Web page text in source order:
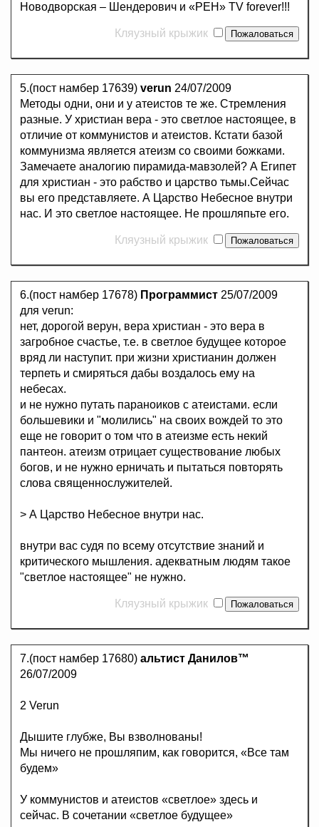
Новодворская – Шендерович и «РЕН» ТV forever!!!
Кляузный крыжик
5.(пост намбер 17639) verun 24/07/2009
Методы одни, они и у атеистов те же. Стремления
разные. У христиан вера - это светлое настоящее, в
отличие от коммунистов и атеистов. Кстати базой
коммунизма является атеизм со своими божками.
Замечаете аналогию пирамида-мавзолей? А Египет
для христиан - это рабство и царство тьмы.Сейчас
вы его представляете. А Царство Небесное внутри
нас. И это светлое настоящее. Не прошляпьте его.
Кляузный крыжик
6.(пост намбер 17678) Программист 25/07/2009
для verun:
нет, дорогой верун, вера христиан - это вера в
загробное счастье, т.е. в светлое будущее которое
вряд ли наступит. при жизни христианин должен
терпеть и смиряться дабы воздалось ему на
небесах.
и не нужно путать параноиков с атеистами. если
большевики и "молились" на своих вождей то это
еще не говорит о том что в атеизме есть некий
пантеон. атеизм отрицает существование любых
богов, и не нужно ерничать и пытаться повторять
слова священнослужителей.
> А Царство Небесное внутри нас.
внутри вас судя по всему отсутствие знаний и
критического мышления. адекватным людям такое
"светлое настоящее" не нужно.
Кляузный крыжик
7.(пост намбер 17680) альтист Данилов™
26/07/2009
2 Verun
Дышите глубже, Вы взволнованы!
Мы ничего не прошляпим, как говорится, «Все там
будем»
У коммунистов и атеистов «светлое» здесь и
сейчас. В сочетании «светлое будущее»